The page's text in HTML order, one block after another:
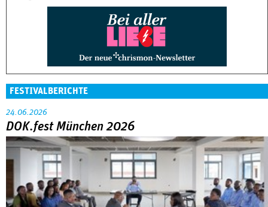
FESTIVALBERICHTE
24.06.2026
DOK.fest München 2026